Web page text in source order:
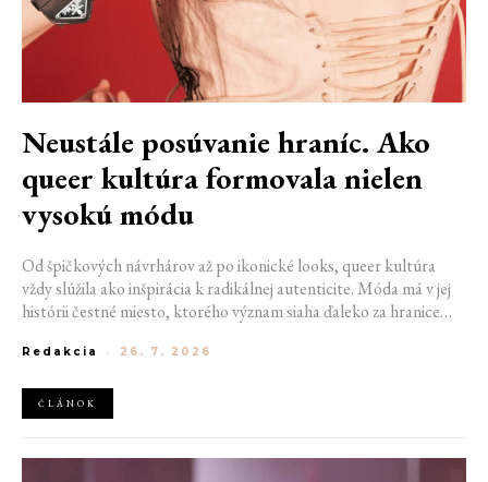
Neustále posúvanie hraníc. Ako
queer kultúra formovala nielen
vysokú módu
Od špičkových návrhárov až po ikonické looks, queer kultúra
vždy slúžila ako inšpirácia k radikálnej autenticite. Móda má v jej
histórii čestné miesto, ktorého význam siaha ďaleko za hranice
postihom a nebezpečenstvu, fungovalo práve oblečenie ako tichý
jeden druhého a vďaka veľkolepej ballroom scéne mali aj ľudia na
okraji spoločnosti priestor zažiariť na mólach. Ako sa queer
Redakcia - 26. 7. 2026
ČLÁNOK